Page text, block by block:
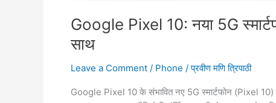
Google Pixel 10: नया 5G
साथ
Leave a Comment / Phone /प्रवीण मणि त्रिपाठी
Google Pixel 10 के संभावित नए 5G स्मार्टफोन (Pixel